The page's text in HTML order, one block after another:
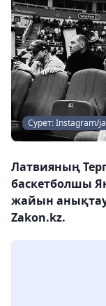
Сурет: Instagram/
Латвияның
баскетболшы
жайын
Zakon.kz.